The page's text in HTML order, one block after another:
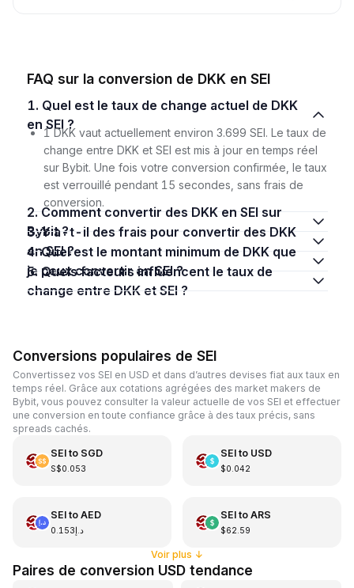
FAQ sur la conversion de DKK en SEI
1. Quel est le taux de change actuel de DKK
en SEI ?
1 DKK vaut actuellement environ 3.699 SEI. Le taux de
change entre DKK et SEI est mis à jour en temps réel
sur Bybit. Une fois votre conversion confirmée, le taux
est verrouillé pendant 15 secondes, sans frais de
conversion.
2. Comment convertir des DKK en SEI sur
Bybit ?
3. Y a-t-il des frais pour convertir des DKK
en SEI ?
4. Quel est le montant minimum de DKK que
je peux convertir en SEI ?
5. Quels facteurs influencent le taux de
change entre DKK et SEI ?
Conversions populaires de SEI
Convertissez vos SEI en USD et dans d’autres devises fiat aux taux en
temps réel. Grâce aux cotations agrégées des market makers de
Bybit, vous pouvez consulter la valeur actuelle de vos SEI et effectuer
une conversion en toute confiance grâce à des taux précis, sans
spreads cachés.
SEIto SGD
S$0.053
SEIto USD
$0.042
SEIto AED
د.إ0.153
SEIto ARS
$62.59
Voir plus ↓
Paires de conversion USD tendance